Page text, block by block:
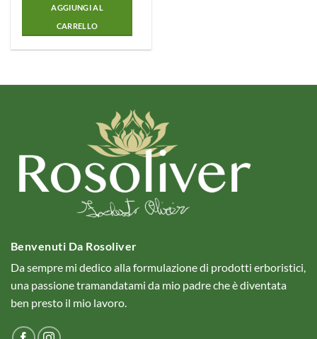
AGGIUNGI AL
CARRELLO
Benvenuti Da Rosoliver
Da sempre mi dedico alla formulazione di prodotti erboristici,
una passione tramandatami da mio padre che è diventata
ben presto il mio lavoro.